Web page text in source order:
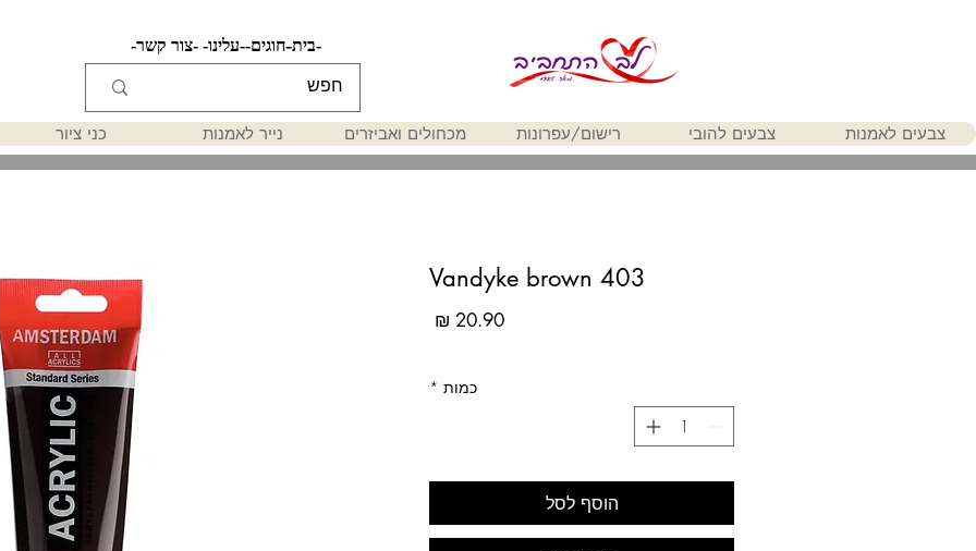
-צור קשר- -עלינו- -חוגים- -בית-
צבעים לאמנות צבעים להובי רישום/עפרונות מכחולים ואביזרים נייר לאמנות כני ציור
Vandyke brown 403
כמות *
הוסף לסל